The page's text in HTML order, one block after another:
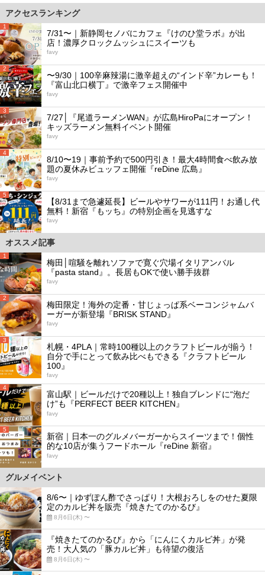
アクセスランキング
1
7/31〜｜新静岡セノバにカフェ『けのひ堂ラボ』が出
店！濃厚クロックムッシュにスイーツも
favy
2
〜9/30｜100辛麻辣湯に激辛超えの“インド辛”カレーも！
『富山北口横丁』で激辛フェス開催中
favy
3
7/27│『尾道ラーメンWAN』が広島HiroPaにオープン！
キッズラーメン無料イベント開催
favy
4
8/10〜19｜事前予約で500円引き！最大4時間食べ飲み放
題の夏休みビュッフェ開催『reDine 広島』
favy
5
【8/31まで急遽延長】ビールやサワーが111円！お通し代
無料！新宿『もッち』の特別企画を見逃すな
favy
オススメ記事
1
梅田│喧騒を離れソファで寛ぐ穴場イタリアンバル
『pasta stand』。長居もOKで使い勝手抜群
favy
2
梅田限定！海外の定番・甘じょっぱ系ベーコンジャムバ
ーガーが新登場『BRISK STAND』
favy
3
札幌・4PLA｜常時100種以上のクラフトビールが揃う！
自分で手にとって飲み比べもできる『クラフトビール
100』
favy
4
富山駅｜ビールだけで20種以上！独自ブレンドに“泡だ
け”も『PERFECT BEER KITCHEN』
favy
5
新宿｜日本一のグルメバーガーからスイーツまで！個性
的な10店が集うフードホール『reDine 新宿』
favy
グルメイベント
8/6〜｜ゆずぽん酢でさっぱり！大根おろしをのせた夏限
定のカルビ丼を販売『焼きたてのかるび』
8月6日(木) 〜
『焼きたてのかるび』から「にんにくカルビ丼」が発
売！大人気の「豚カルビ丼」も待望の復活
8月6日(木) 〜